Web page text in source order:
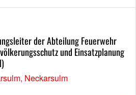
der Abteilung Feuerwehr
und Einsatzplanung
Neckarsulm